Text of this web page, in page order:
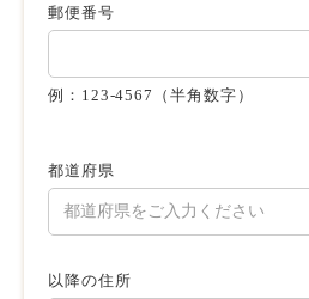
郵便番号
例：123-4567（半角数字）
都道府県
以降の住所